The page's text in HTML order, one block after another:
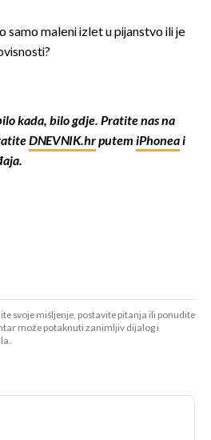
samo maleni izlet u pijanstvo ili je
kada, bilo gdje. Pratite nas na
DNEVNIK.hrputem iPhoneai
svoje mišljenje, postavite pitanja ili ponudite
može potaknuti zanimljiv dijalog i